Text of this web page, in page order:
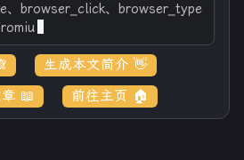
、browser_click、browser_type
、CDP 直连
生成本文简介 👋
📖
前往主页 🏠